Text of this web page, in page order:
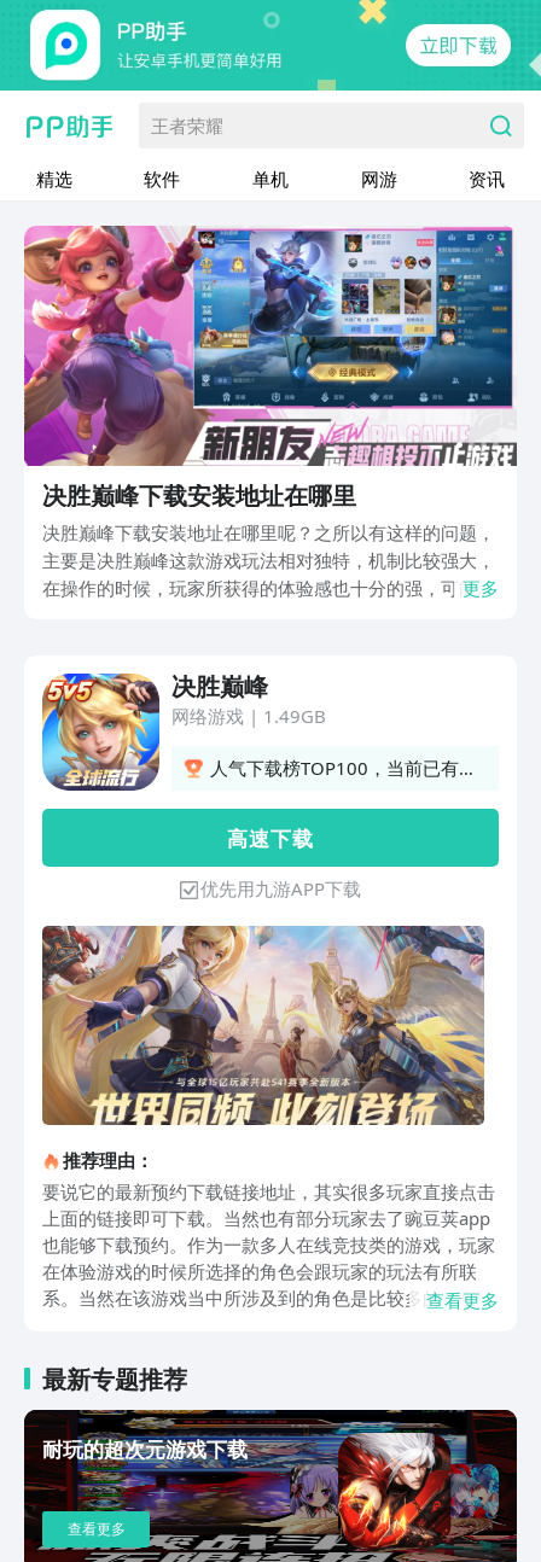
王者荣耀
精选 软件 单机 网游 资讯
决胜巅峰下载安装地址在哪里
决胜巅峰下载安装地址在哪里呢？之所以有这样的问题，
主要是决胜巅峰这款游戏玩法相对独特，机制比较强大，
在操作的时候，玩家所获得的体验感也十分的强，可能有
更多
决胜巅峰
网络游戏| 1.49GB
人气下载榜TOP100，当前已有
高 速 下 载
优先用九游APP下载
推荐理由：
要说它的最新预约下载链接地址，其实很多玩家直接点击
上面的链接即可下载。当然也有部分玩家去了豌豆荚app
也能够下载预约。作为一款多人在线竞技类的游戏，玩家
在体验游戏的时候所选择的角色会跟玩家的玩法有所联
系。当然在该游戏当中所涉及到的角色是比较多的，它主
的奖励，这些奖励为后世角色的升级做好铺垫。其实整个
游戏的战斗节奏特别的快，玩家的体验感也十分的强，游
戏的过程特别的高燃，可谓是激情无限。不过整个游戏在
战斗的过程中紧张刺激，玩家需要跟boss做战斗，而且还
会涉及到防御塔，虽说它的操作体验感比较强，观感也非
常的棒，在细节处表现的十分的细腻。如果玩家想要开启
游戏，其实随时随地都能够加入游戏，只是需要玩家有足
查看更多
最新专题推荐
耐玩的超次元游戏下载
查看更多